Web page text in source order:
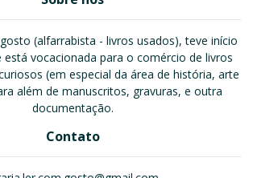
(alfarrabista - livros usados), teve início
está vocacionada para o comércio de livros
(em especial da área de história, arte
além de manuscritos, gravuras, e outra
documentação.
Contato